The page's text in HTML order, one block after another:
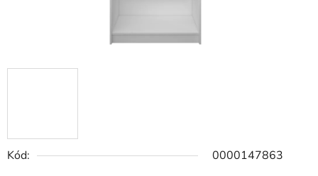
Kód: 0000147863